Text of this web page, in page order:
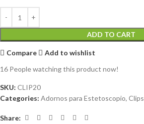
ADD TO CART
Compare
Add to wishlist
16 People watching this product now!
SKU: CLIP20
Categories: Adornos para Estetoscopio, Clips
Share: